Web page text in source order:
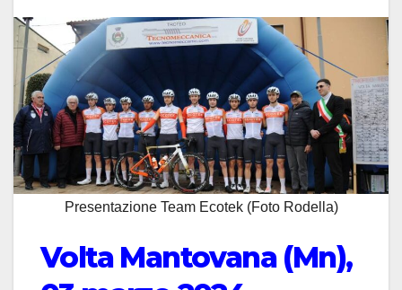
Presentazione Team Ecotek (Foto Rodella)
Volta Mantovana (Mn),